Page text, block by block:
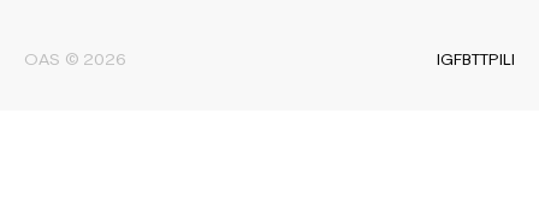
OAS © 2026 IGFBTTPILI